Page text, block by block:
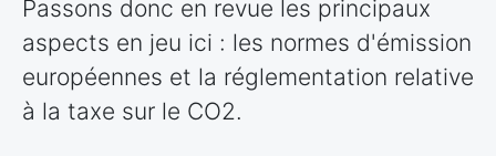
Passons donc en revue les principaux
aspects en jeu ici : les normes d'émission
européennes et la réglementation relative
à la taxe sur le CO2.